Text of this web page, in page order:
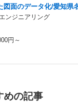
図面のデータ化/愛知県
ンジニアリング
円～
めの記事